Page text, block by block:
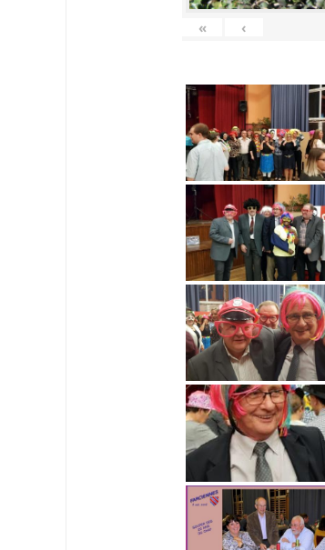
« ‹